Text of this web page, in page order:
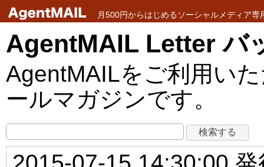
月500円からはじめるソーシャルメディア
AgentMAIL Letter バ
AgentMAILをご利用い
ールマガジンです。